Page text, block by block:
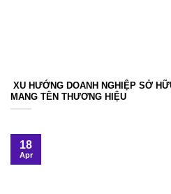
XU HƯỚNG DOANH NGHIỆP SỞ
MANG TÊN THƯƠNG HIỆU
18
Apr